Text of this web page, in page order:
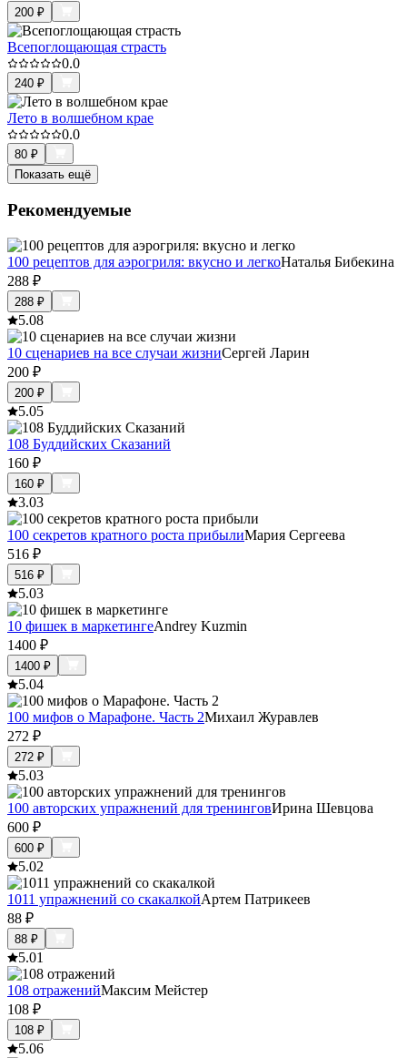
200 ₽
Всепоглощающая страсть
0.0
240 ₽
Лето в волшебном крае
0.0
80 ₽
Показать ещё
Рекомендуемые
100 рецептов для аэрогриля: вкусно и легкоНаталья Бибекина
288 ₽
288 ₽
5.08
10 сценариев на все случаи жизниСергей Ларин
200 ₽
200 ₽
5.05
108 Буддийских Сказаний
160 ₽
160 ₽
3.03
100 секретов кратного роста прибылиМария Сергеева
516 ₽
516 ₽
5.03
10 фишек в маркетингеAndrey Kuzmin
1400 ₽
1400 ₽
5.04
100 мифов о Марафоне. Часть 2Михаил Журавлев
272 ₽
272 ₽
5.03
100 авторских упражнений для тренинговИрина Шевцова
600 ₽
600 ₽
5.02
1011 упражнений со скакалкойАртем Патрикеев
88 ₽
88 ₽
5.01
108 отраженийМаксим Мейстер
108 ₽
108 ₽
5.06